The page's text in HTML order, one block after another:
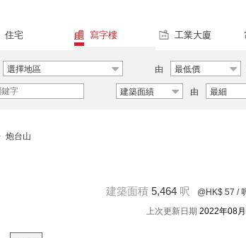
住宅 寫字樓 工業大廈
選擇地區 由 最低價
建築面績 由 最細
炮台山
建築面積 5,464 呎 @HK$ 57 /
上次更新日期 2022年08